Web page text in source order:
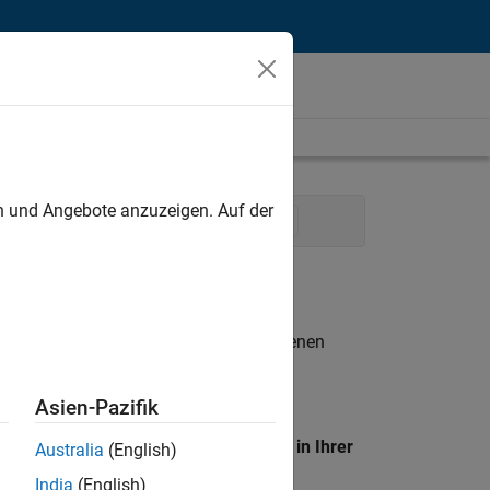
Services Business Model Team
. Wenn Sie noch immer keine offenen
unseres
Standort, um alle Stellenangebote in Ihrer
Angebote anzuzeigen. Auf der
Asien-Pazifik
Australia (English)
India (English)